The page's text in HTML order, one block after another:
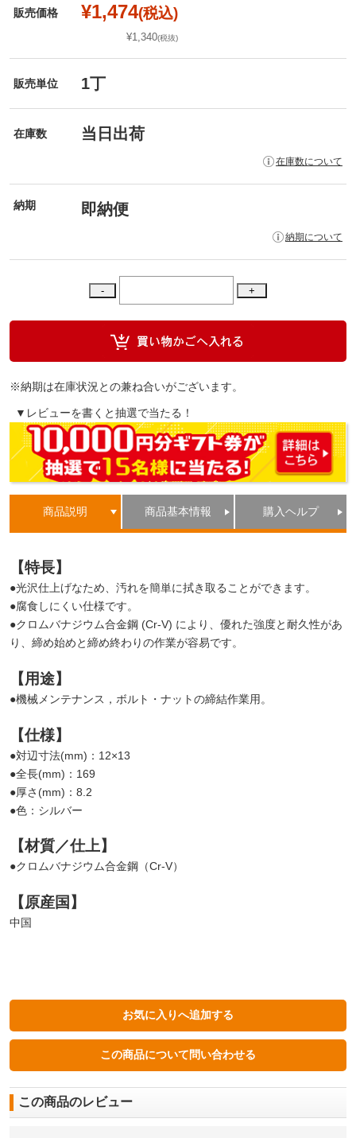
販売価格 ¥1,474(税込)
¥1,340(税抜)
販売単位 1丁
在庫数 当日出荷
在庫数について
納期 即納便
納期について
※納期は在庫状況との兼ね合いがございます。
▼レビューを書くと抽選で当たる！
商品説明 商品基本情報 購入ヘルプ
【特長】
●光沢仕上げなため、汚れを簡単に拭き取ることができます。
●腐食しにくい仕様です。
●クロムバナジウム合金鋼 (Cr-V) により、優れた強度と耐久性があ
り、締め始めと締め終わりの作業が容易です。
【用途】
●機械メンテナンス，ボルト・ナットの締結作業用。
【仕様】
●対辺寸法(mm)：12×13
●全長(mm)：169
●厚さ(mm)：8.2
●色：シルバー
【材質／仕上】
●クロムバナジウム合金鋼（Cr-V）
【原産国】
中国
この商品のレビュー